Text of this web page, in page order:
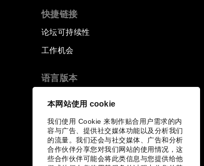
本网站使用 cookie
我们使用 Cookie 来制作贴合用户需求的内
容与广告、提供社交媒体功能以及分析我们
的流量。我们还会与社交媒体、广告和分析
合作伙伴分享您对我们网站的使用情况，这
些合作伙伴可能会将此类信息与您提供给他
快捷链接
论坛可持续性
工作机会
语言版本